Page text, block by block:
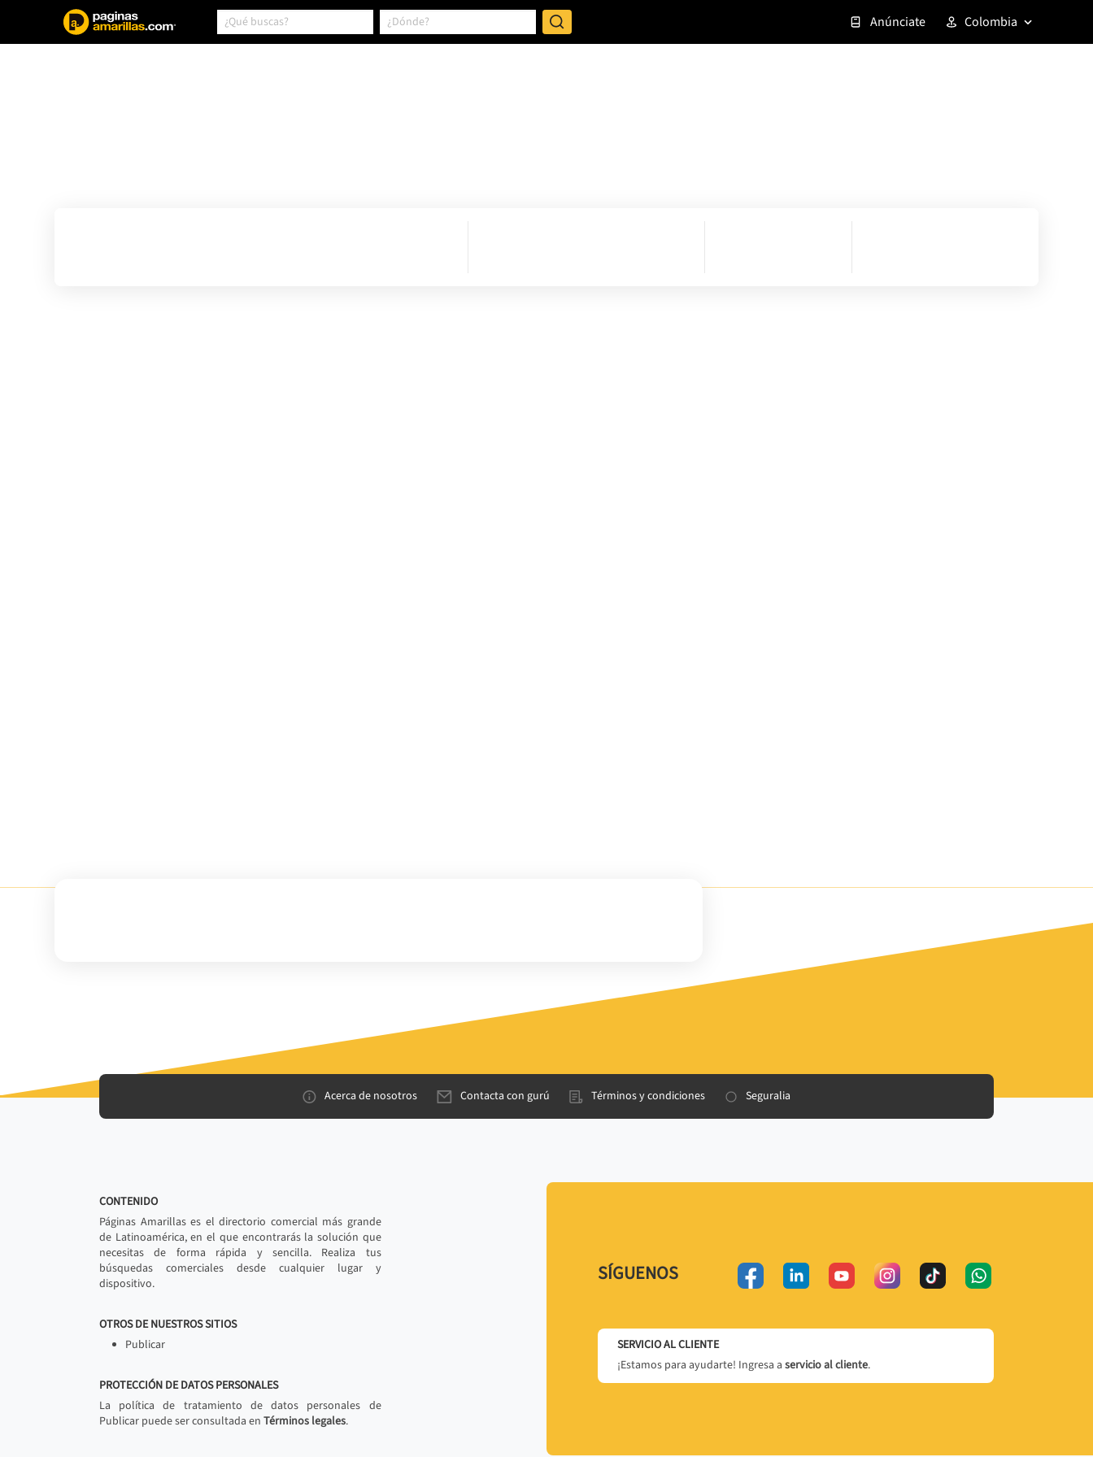
Anúnciate Colombia
Acerca de nosotros Contacta con gurú Términos y condiciones Seguralia
CONTENIDO
Páginas Amarillas es el directorio comercial más grande
de Latinoamérica, en el que encontrarás la solución que
necesitas de forma rápida y sencilla. Realiza tus
búsquedas comerciales desde cualquier lugar y
dispositivo.
OTROS DE NUESTROS SITIOS
Publicar
PROTECCIÓN DE DATOS PERSONALES
La política de tratamiento de datos personales de
Publicar puede ser consultada en Términos legales.
SÍGUENOS
SERVICIO AL CLIENTE
¡Estamos para ayudarte! Ingresa a servicio al cliente.